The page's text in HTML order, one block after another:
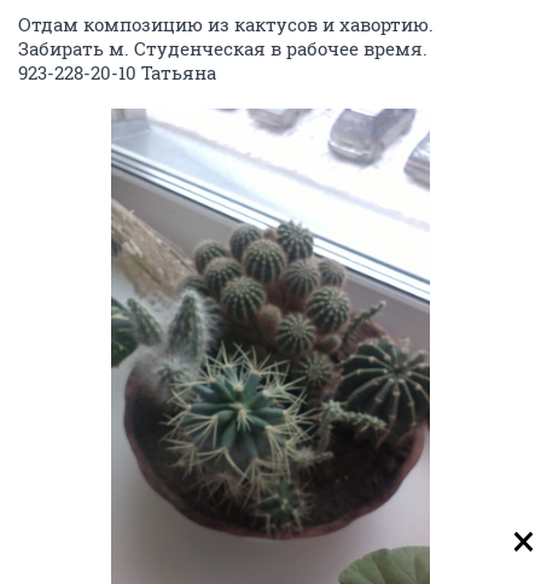
Отдам композицию из кактусов и хавортию.
Забирать м. Студенческая в рабочее время.
923-228-20-10 Татьяна